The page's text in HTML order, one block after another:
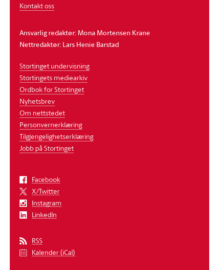
Kontakt oss
Ansvarlig redaktør: Mona Mortensen Krane
Nettredaktør: Lars Henie Barstad
Stortinget undervisning
Stortingets mediearkiv
Ordbok for Stortinget
Nyhetsbrev
Om nettstedet
Personvernerklæring
Tilgjengelighetserklæring
Jobb på Stortinget
Facebook
X/Twitter
Instagram
LinkedIn
RSS
Kalender (iCal)